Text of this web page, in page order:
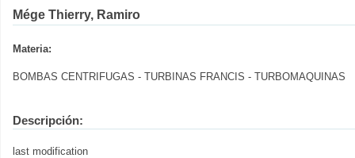
Mége Thierry, Ramiro
Materia:
BOMBAS CENTRIFUGAS - TURBINAS FRANCIS - TURBOMAQUINAS
Descripción:
last modification